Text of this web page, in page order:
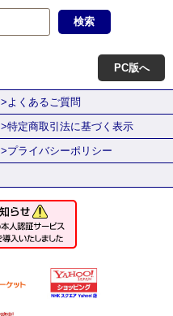
PC版へ
>よくあるご質問
>特定商取引法に基づく表示
>プライバシーポリシー